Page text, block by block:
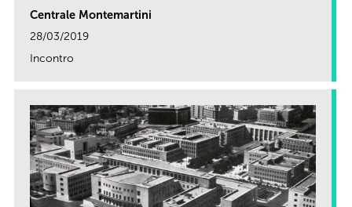
Centrale Montemartini
28/03/2019
Incontro